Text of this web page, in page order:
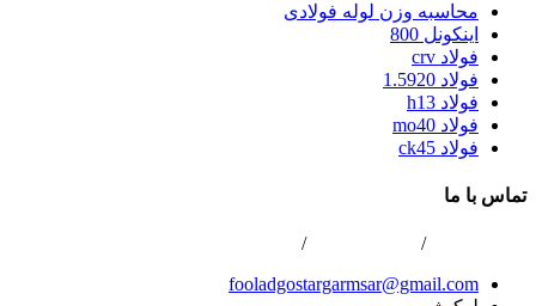
محاسبه وزن لوله فولادی
اینکونل 800
فولاد crv
فولاد 1.5920
فولاد h13
فولاد mo40
فولاد ck45
تماس با ما
/
/
fooladgostargarmsar@gmail.com